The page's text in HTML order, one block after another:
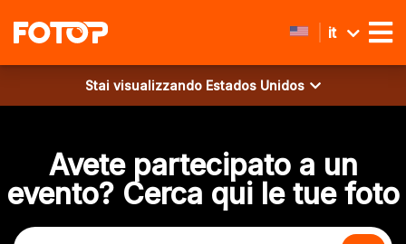
it
Stai visualizzando Estados Unidos
Avete partecipato a un
evento? Cerca qui le tue foto